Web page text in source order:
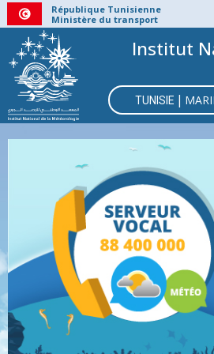
République Tunisienne
Ministère du transport
Institut
MAIN
TUNISIE |
BMS